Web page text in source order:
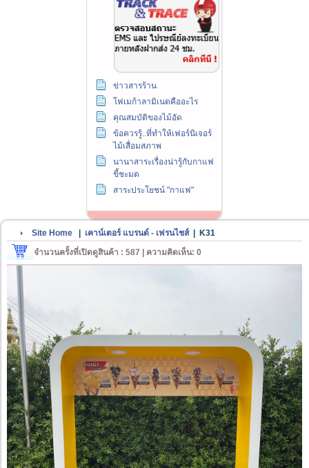
ข่าวสารร้าน
โฟเมก้าลามิเนตคืออะไร
คุณสมบัติของไม้อัด
ข้อควรรู้..ที่ทำให้เฟอร์นิเจอร์
ไม้เสื่อมสภาพ
นานาสาระเรื่องน่ารู้กับกาแฟ
ขี้ชะมด
สาระประโยชน์ "กาแฟ"
Site Home เคาน์เตอร์ แบรนด์ - เฟรนไชส์|
K31
จำนวนครั้งที่เปิดดูสินค้า : 587 | ความคิดเห็น: 0